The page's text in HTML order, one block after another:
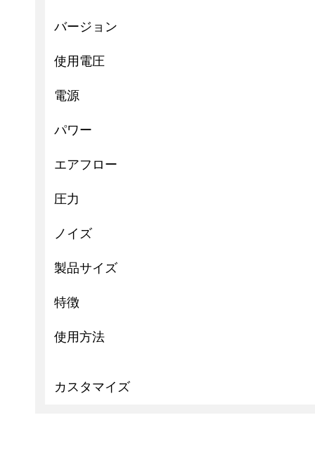
バージョン
使用電圧
電源
パワー
エアフロー
圧力
ノイズ
製品サイズ
特徴
使用方法
カスタマイズ